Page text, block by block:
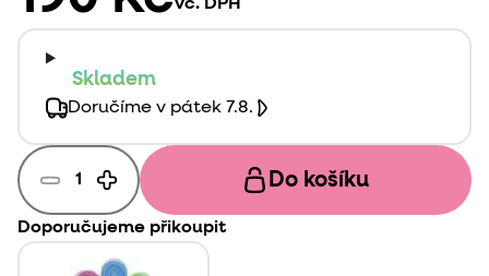
vč. DPH
Skladem
Doručíme v pátek 7.8.
Do košíku
Doporučujeme přikoupit